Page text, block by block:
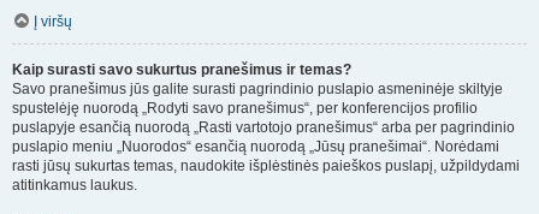
Į viršų
Kaip surasti savo sukurtus pranešimus ir temas?
Savo pranešimus jūs galite surasti pagrindinio puslapio asmeninėje skiltyje
spustelėję nuorodą „Rodyti savo pranešimus“, per konferencijos profilio
puslapyje esančią nuorodą „Rasti vartotojo pranešimus“ arba per pagrindinio
puslapio meniu „Nuorodos“ esančią nuorodą „Jūsų pranešimai“. Norėdami
rasti jūsų sukurtas temas, naudokite išplėstinės paieškos puslapį, užpildydami
atitinkamus laukus.